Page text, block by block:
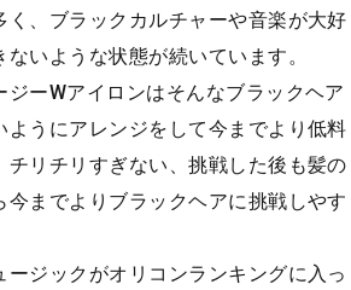
く、ブラックカルチャーや音楽が大好
いような状態が続いています。
ーWアイロンはそんなブラックヘア
ようにアレンジをして今までより低料
チリチリすぎない、挑戦した後も髪の
今までよりブラックヘアに挑戦しやす
ジックがオリコンランキングに入っ